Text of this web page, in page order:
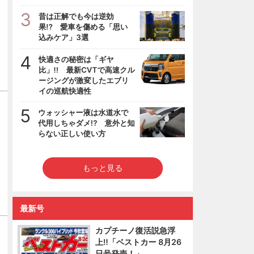
3
昔は正解でも今は逆効
果!? 愛車を傷める「思い
込みケア」3選
4
快適さの秘密は「ギヤ
比」!! 最新CVTで高速クル
ージングが激変したエブリ
イの巡航快適性
5
ウォッシャー液は水道水で
代用しちゃダメ!? 意外と知
らない正しい使い方
もっと見る
最新号
カプチーノ復活説急浮
上!!「ベストカー 8月26